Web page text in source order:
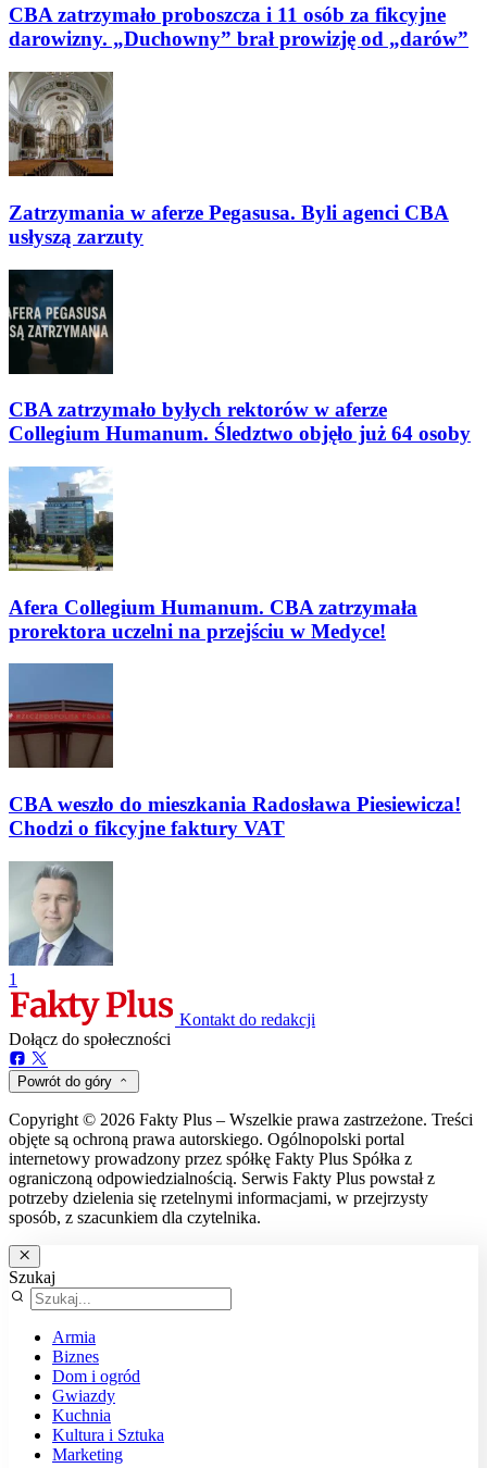
CBA zatrzymało proboszcza i 11 osób za fikcyjne
darowizny. „Duchowny” brał prowizję od „darów”
Zatrzymania w aferze Pegasusa. Byli agenci CBA
usłyszą zarzuty
CBA zatrzymało byłych rektorów w aferze
Collegium Humanum. Śledztwo objęło już 64 osoby
Afera Collegium Humanum. CBA zatrzymała
prorektora uczelni na przejściu w Medyce!
CBA weszło do mieszkania Radosława Piesiewicza!
Chodzi o fikcyjne faktury VAT
1
Kontakt do redakcji
Dołącz do społeczności
Powrót do góry
Copyright © 2026 Fakty Plus – Wszelkie prawa zastrzeżone. Treści
objęte są ochroną prawa autorskiego. Ogólnopolski portal
internetowy prowadzony przez spółkę Fakty Plus Spółka z
ograniczoną odpowiedzialnością. Serwis Fakty Plus powstał z
potrzeby dzielenia się rzetelnymi informacjami, w przejrzysty
sposób, z szacunkiem dla czytelnika.
Szukaj
Armia
Biznes
Dom i ogród
Gwiazdy
Kuchnia
Kultura i Sztuka
Marketing